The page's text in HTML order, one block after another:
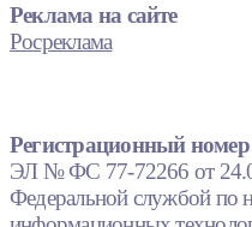
Реклама на сайте
Росреклама
Регистрационный номер
ЭЛ № ФС 77-72266 от
Федеральной службой по